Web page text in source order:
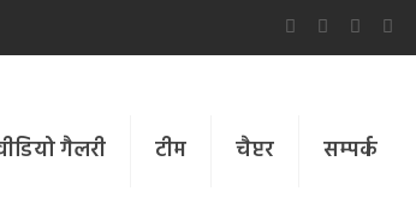
गैलरी टीम चैप्टर सम्पर्क